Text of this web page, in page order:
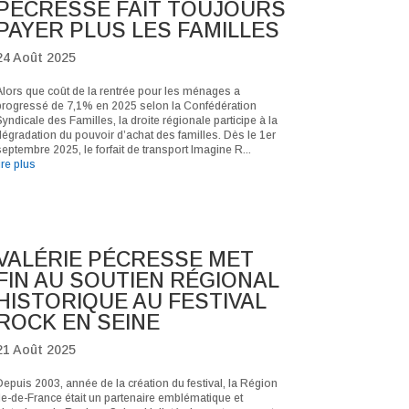
PÉCRESSE FAIT TOUJOURS
PAYER PLUS LES FAMILLES
Août 2025
que coût de la rentrée pour les ménages a
de 7,1% en 2025 selon la Confédération
des Familles, la droite régionale participe à la
du pouvoir d’achat des familles. Dès le 1er
2025, le forfait de transport Imagine R...
plus
PÉCRESSE MET
FIN AU SOUTIEN RÉGIONAL
HISTORIQUE AU FESTIVAL
ROCK EN SEINE
Août 2025
2003, année de la création du festival, la Région
Ile-de-France était un partenaire emblématique et